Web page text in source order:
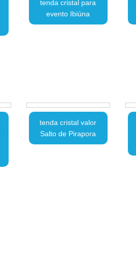
tenda cristal para
evento Ibiúna
tenda cristal valor
Salto de Pirapora